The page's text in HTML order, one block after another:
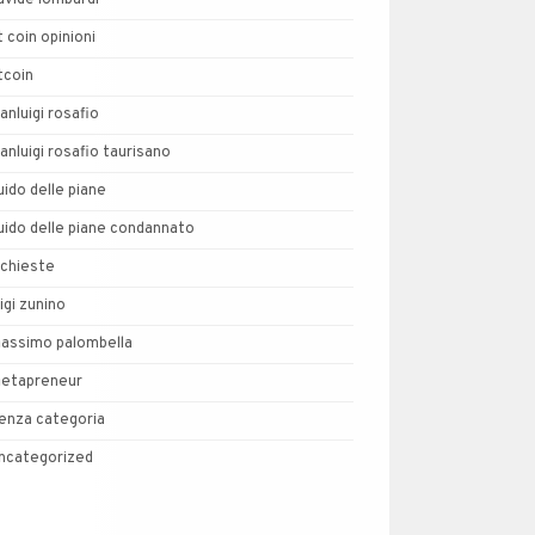
coin opinioni
rosafio
rosafio taurisano
delle piane
delle piane condannato
zunino
palombella
categoria